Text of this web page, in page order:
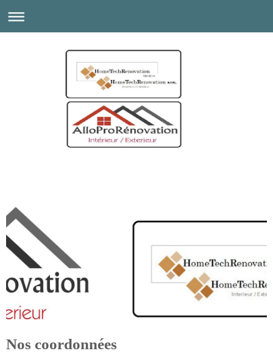
Nos coordonnées